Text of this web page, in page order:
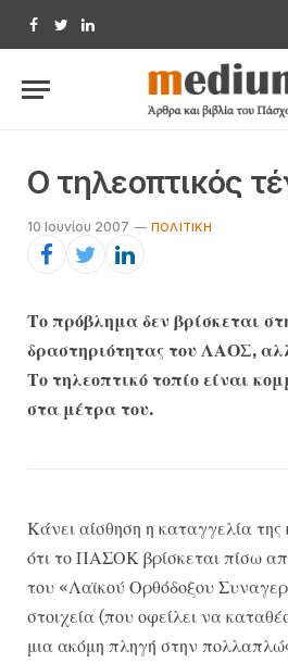
Facebook
TwitterLinkedIn
Ο τηλεοπτικός
10 Ιουνίου 2007 ΠΟΛΙΤΙΚΉ
Το πρόβλημα δεν βρίσκεται
δραστηριότητας του ΛΑΟΣ,
Το τηλεοπτικό τοπίο είναι
στα μέτρα του.
Κάνει αίσθηση η καταγγελία
ότι το ΠΑΣΟΚ βρίσκεται πίσω
του «Λαϊκού Ορθόδοξου
στοιχεία (που οφείλει να
μια ακόμη πληγή στην